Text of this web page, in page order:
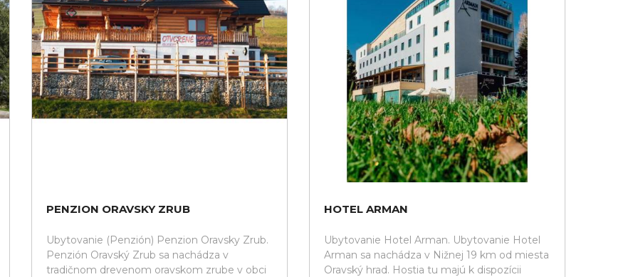
PENZION ORAVSKY ZRUB
Ubytovanie (Penzión) Penzion Oravsky Zrub.
Penzión Oravský Zrub sa nachádza v
tradičnom drevenom oravskom zrube v obci
HOTEL ARMAN
Ubytovanie Hotel Arman. Ubytovanie Hotel
Arman sa nachádza v Nižnej 19 km od miesta
Oravský hrad. Hostia tu majú k dispozícii